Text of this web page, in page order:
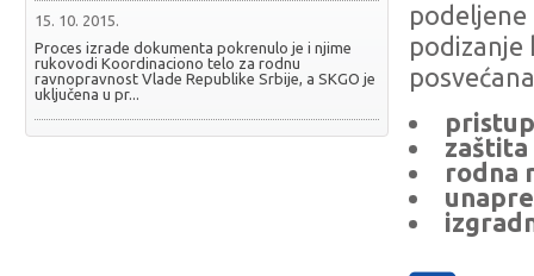
15. 10. 2015.
Proces izrade dokumenta pokrenulo je i njime
rukovodi Koordinaciono telo za rodnu
ravnopravnost Vlade Republike Srbije, a SKGO je
uključena u pr...
podizanje
rodna